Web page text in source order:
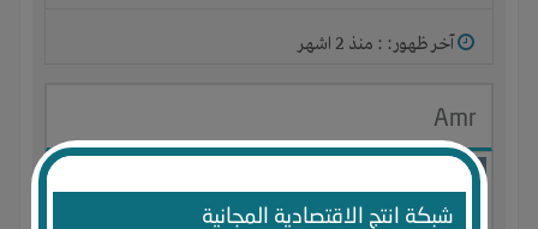
شبكة انتج الاقتصادية المجانية
آخر ظهور: : منذ 2 اشهر
Amr